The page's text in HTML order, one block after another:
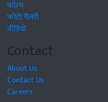
फोरम
फोटो गैलरी
वीडियो
Contact
About Us
Contact Us
Careers